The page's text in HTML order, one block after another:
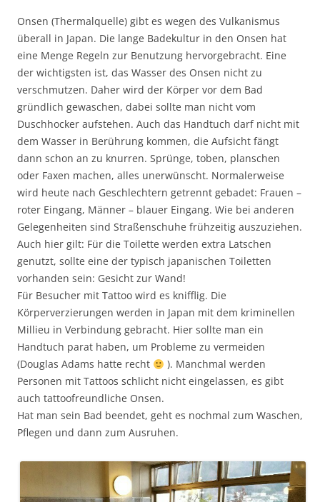
Onsen (Thermalquelle) gibt es wegen des Vulkanismus
überall in Japan. Die lange Badekultur in den Onsen hat
eine Menge Regeln zur Benutzung hervorgebracht. Eine
der wichtigsten ist, das Wasser des Onsen nicht zu
verschmutzen. Daher wird der Körper vor dem Bad
gründlich gewaschen, dabei sollte man nicht vom
Duschhocker aufstehen. Auch das Handtuch darf nicht mit
dem Wasser in Berührung kommen, die Aufsicht fängt
dann schon an zu knurren. Sprünge, toben, planschen
oder Faxen machen, alles unerwünscht. Normalerweise
wird heute nach Geschlechtern getrennt gebadet: Frauen –
roter Eingang, Männer – blauer Eingang. Wie bei anderen
Gelegenheiten sind Straßenschuhe frühzeitig auszuziehen.
Auch hier gilt: Für die Toilette werden extra Latschen
genutzt, sollte eine der typisch japanischen Toiletten
vorhanden sein: Gesicht zur Wand!
Für Besucher mit Tattoo wird es knifflig. Die
Körperverzierungen werden in Japan mit dem kriminellen
Millieu in Verbindung gebracht. Hier sollte man ein
Handtuch parat haben, um Probleme zu vermeiden
(Douglas Adams hatte recht
). Manchmal werden
Personen mit Tattoos schlicht nicht eingelassen, es gibt
auch tattoofreundliche Onsen.
Hat man sein Bad beendet, geht es nochmal zum Waschen,
Pflegen und dann zum Ausruhen.